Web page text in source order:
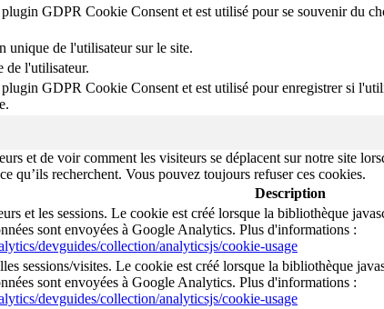
GDPR Cookie Consent et est utilisé pour se souvenir du
unique de l'utilisateur sur le site.
de l'utilisateur.
GDPR Cookie Consent et est utilisé pour enregistrer si
et de voir comment les visiteurs se déplacent sur notre site
qu’ils recherchent. Vous pouvez toujours refuser ces cookies.
Description
et les sessions. Le cookie est créé lorsque la bibliothèque
sont envoyées à Google Analytics. Plus d'informations :
devguides/collection/analyticsjs/cookie-usage
sessions/visites. Le cookie est créé lorsque la bibliothèque
sont envoyées à Google Analytics. Plus d'informations :
devguides/collection/analyticsjs/cookie-usage